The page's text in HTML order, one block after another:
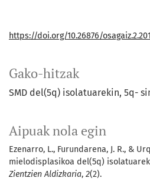
Gako-hitzak
SMD del(5q) isolatuarekin 5q-
Aipuak nola egin
Ezenarro, L., Furundarena, J. R., &
mielodisplasikoa del(5q)
Zientzien Aldizkaria, 2(2).
https://doi.org/10.26876/